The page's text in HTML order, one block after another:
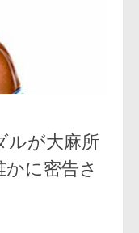
ルが大麻所
かに密告さ